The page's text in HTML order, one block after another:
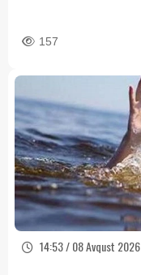
157
14:53 / 08 Avqust 2026